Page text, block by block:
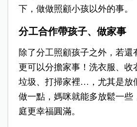
下，做做照顧小孩以外的事。
分工合作帶孩子、做家事
除了分工照顧孩子之外，若還
更可以分擔家事！洗衣服、收
垃圾、打掃家裡…，尤其是放
做一點，媽咪就能多放鬆一些
庭更幸福圓滿。